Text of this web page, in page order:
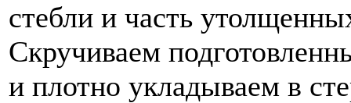
стебли и часть
Скручиваем
и плотно укладываем в